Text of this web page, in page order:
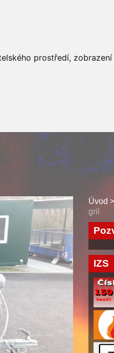
prostředí,
Úvod
gril
IZS